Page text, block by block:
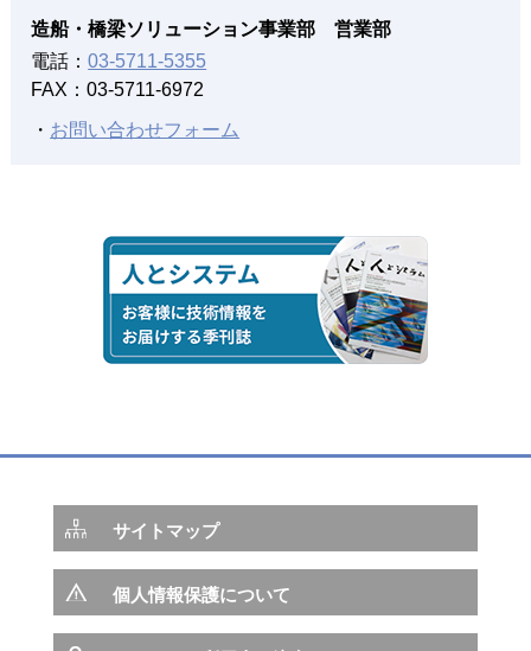
2018年04月01日
３次元データ活用を促進する造船業界向け設計ソリューシ
ョン
「NAPA Steel-Beagleインターフェース」を提供開始
～生産検討のフロントローディングによる工期短縮・コス
ト削減の実現～
３次元データ活用を促進する造船業界向け設計ソリューシ
「NAPA Steel-Beagleインターフェース」を提供開始
2018年01月01日
造船業をITで支援する取り組み
～現場支援・艤装設計支援・技術開発～
2016年07月01日
SEA JAPAN 2016 出展報告
造船・橋梁ソリューション事業部 営業部
電話：03-5711-5355
FAX：03-5711-6972
・ お問い合わせフォーム
サイトマップ
個人情報保護について